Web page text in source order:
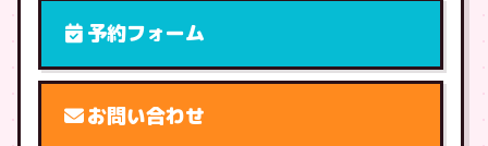
予約フォーム
お問い合わせ